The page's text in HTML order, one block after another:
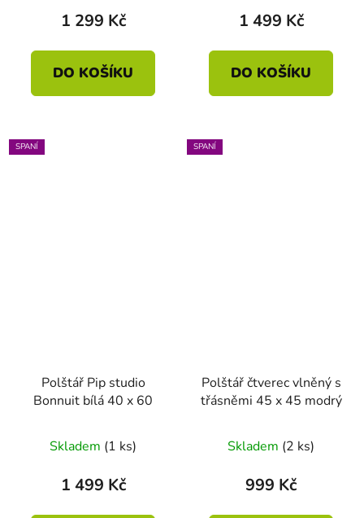
1 299 Kč
DO KOŠÍKU
1 499 Kč
DO KOŠÍKU
SPANÍ
Polštář Pip studio
Bonnuit bílá 40 x 60
Skladem (1 ks)
1 499 Kč
SPANÍ
Polštář čtverec vlněný s
třásněmi 45 x 45 modrý
Skladem (2 ks)
999 Kč